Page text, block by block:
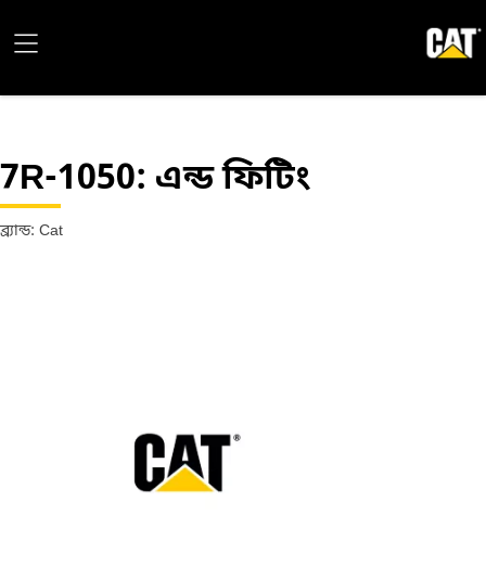
7R-1050: এন্ড ফিটিং
ব্র্যান্ড: Cat